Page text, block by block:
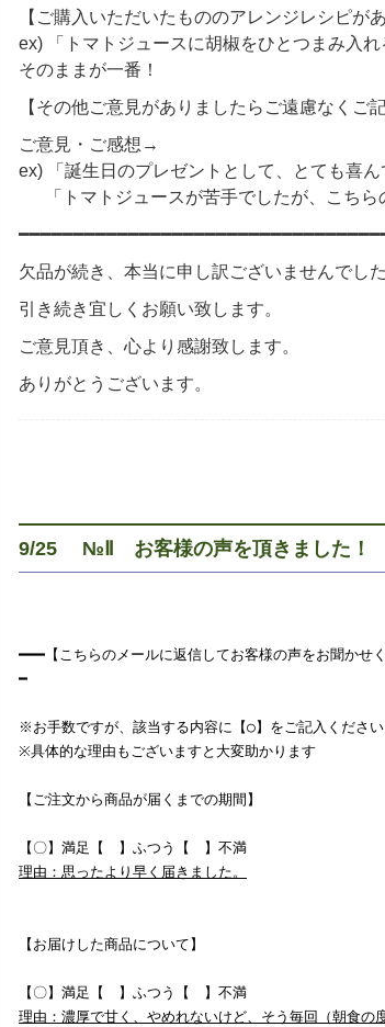
【ご購入いただいたもののアレンジレシピが
ex) 「トマトジュースに胡椒をひとつまみ入
そのままが一番！
【その他ご意見がありましたらご遠慮なくご
ご意見・ご感想→
ex) 「誕生日のプレゼントとして、とても喜ん
「トマトジュースが苦手でしたが、こちら
欠品が続き、本当に申し訳ございませんでした
引き続き宜しくお願い致します。
ご意見頂き、心より感謝致します。
ありがとうございます。
9/25 №Ⅱ お客様の声を頂きました！
━━━【こちらのメールに返信してお客様の声をお聞かせ
━
※お手数ですが、該当する内容に【○】をご記入ください
※具体的な理由もございますと大変助かります
【ご注文から商品が届くまでの期間】
理由：思ったより早く届きました。
【お届けした商品について】
理由：濃厚で甘く、やめれないけど、そう毎回（朝食の